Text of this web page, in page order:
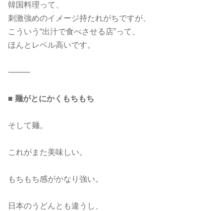
韓国料理って、
刺激強めのイメージ持たれがちですが、
こういう“出汁で食べさせる店”って、
ほんとレベル高いです。
⸻
■ 麺がとにかくもちもち
そして麺。
これがまた美味しい。
もちもち感がかなり強い。
日本のうどんとも違うし、